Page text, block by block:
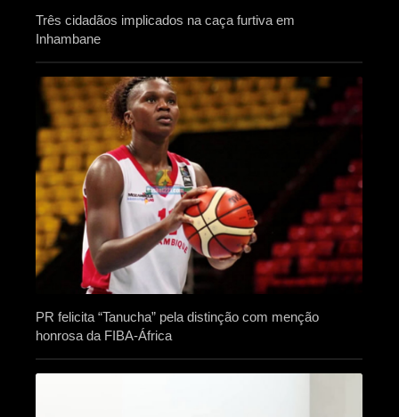
Três cidadãos implicados na caça furtiva em
Inhambane
PR felicita “Tanucha” pela distinção com menção
honrosa da FIBA-África